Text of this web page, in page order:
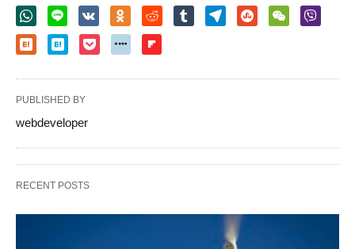
PUBLISHED BY
webdeveloper
RECENT POSTS